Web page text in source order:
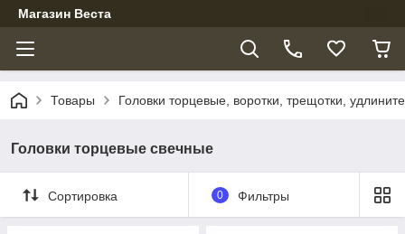
Магазин Веста
Товары Головки торцевые, воротки, трещотки,
Головки торцевые свечные
Сортировка 0 Фильтры